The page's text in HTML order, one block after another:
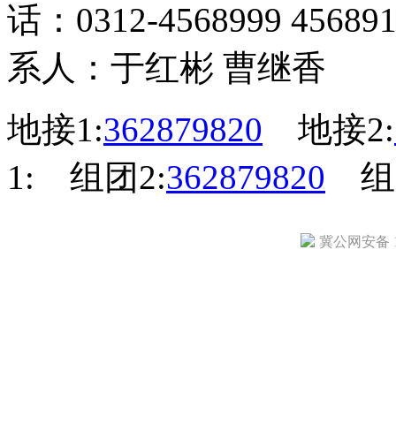
话：0312-4568999
系人：于红彬 曹继香
地接1:362879820 地接2:
1: 组团2:362879820 组
冀公网安备